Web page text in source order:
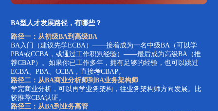
BA型人才发展路径，有哪些？
路径一：从初级BA到高级BA
BA入门（建议先学ECBA）——接着成为一名中级BA（可以学
PBA或CCBA，或通过工作积累经验）——最后成为高级BA（推
荐CBAP）。如果你已工作多年，拥有足够的经验，也可以跳过
ECBA、PBA、CCBA，直接考CBAP。
路径二：从BA商业分析师到BA业务架构师
学完商业分析，可以再学业务架构，往业务架构师方向发展。比
较推荐CBA认证。
路径三：从BA到业务高管